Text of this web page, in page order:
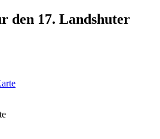
den 17. Landshuter